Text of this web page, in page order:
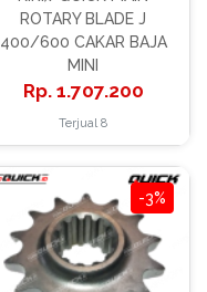
ROTARY BLADE J
400/600 CAKAR BAJA
MINI
1.707.200
Terjual 8
-3%